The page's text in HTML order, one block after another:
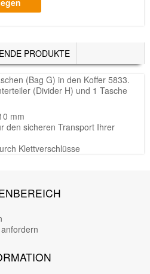
PRODUKTE
(Bag G) in den Koffer 5833.
(Divider H) und 1 Tasche
mm
den sicheren Transport Ihrer
Klettverschlüsse